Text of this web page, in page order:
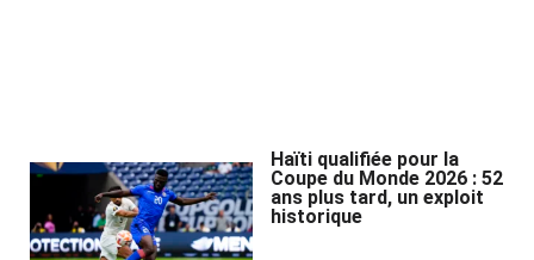
Haïti qualifiée pour la
Coupe du Monde 2026 : 52
ans plus tard, un exploit
historique